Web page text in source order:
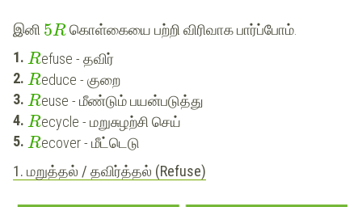
இனி 5Rகொள்கையை பற்றி விரிவாக பார்ப்போம்.
Refuse - தவிர்
Reduce - குறை
Reuse - மீண்டும் பயன்படுத்து
Recycle - மறுசுழற்சி செய்
Recover - மீட்டெடு
1. மறுத்தல் / தவிர்த்தல் (Refuse)